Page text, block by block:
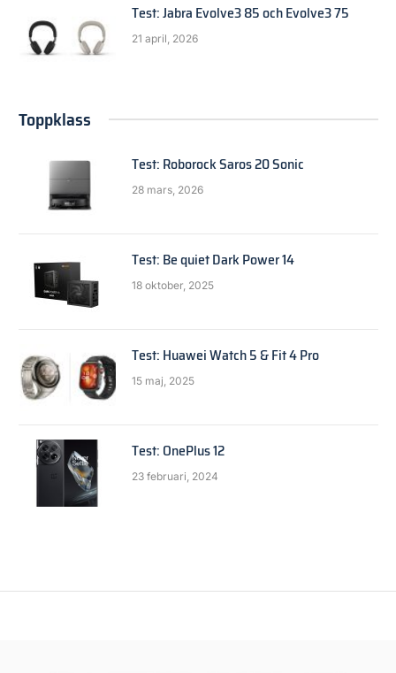
Test: Jabra Evolve3 85 och Evolve3 75
21 april, 2026
Toppklass
Test: Roborock Saros 20 Sonic
28 mars, 2026
Test: Be quiet Dark Power 14
18 oktober, 2025
Test: Huawei Watch 5 & Fit 4 Pro
15 maj, 2025
Test: OnePlus 12
23 februari, 2024